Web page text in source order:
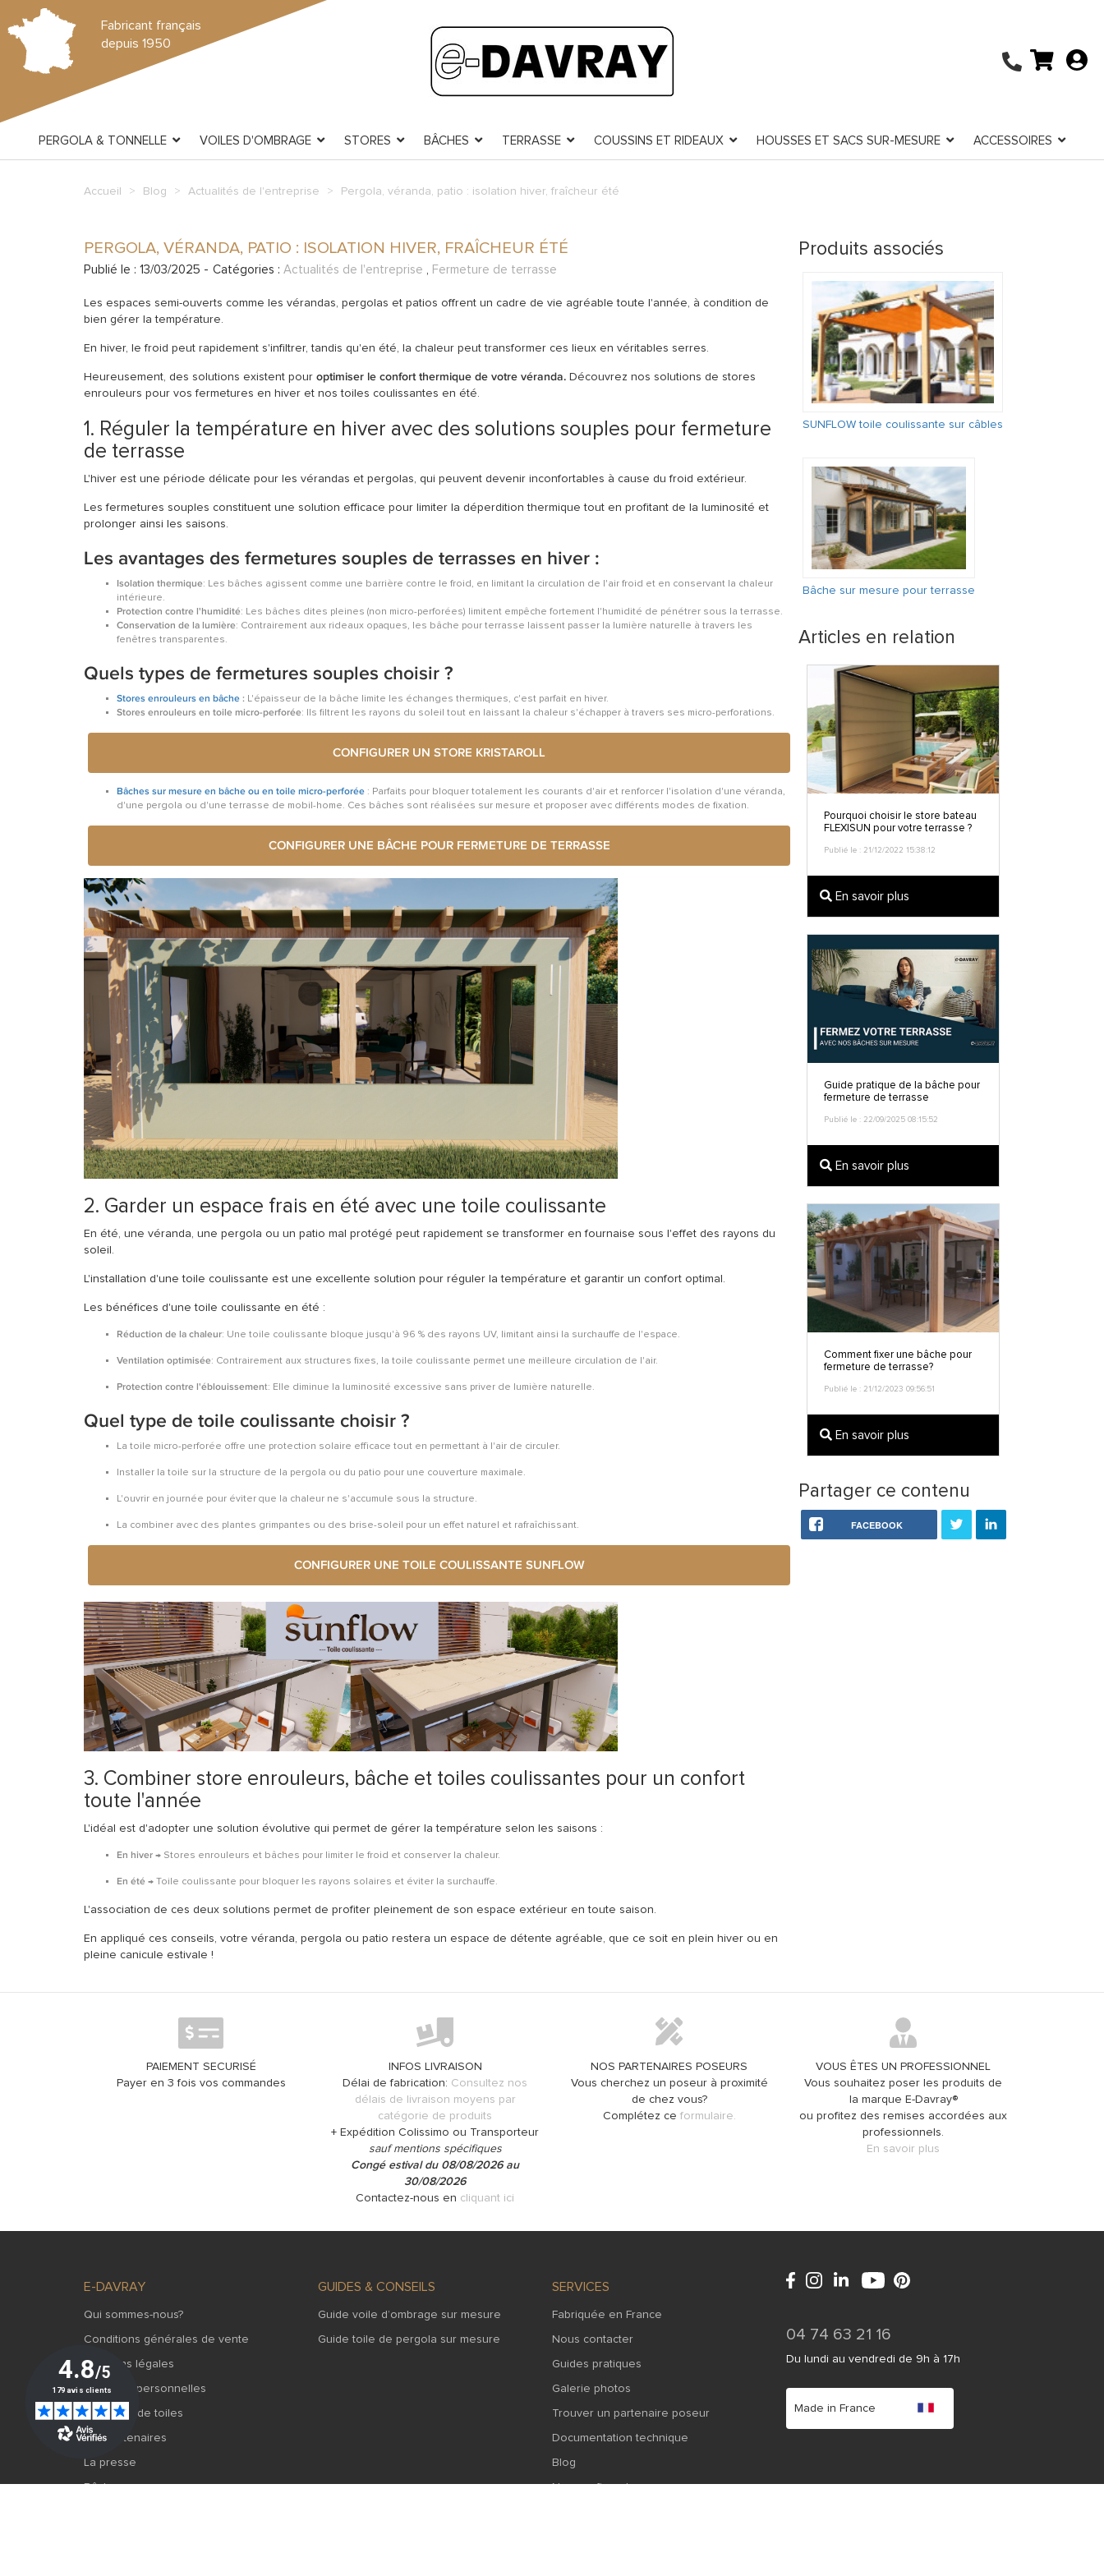
Fabricant français
depuis 1950
PERGOLA & TONNELLE VOILES D'OMBRAGE STORES BÂCHES TERRASSE COUSSINS ET RIDEAUX HOUSSES ET SACS SUR-MESURE ACCESSOIRES
Accueil Blog Actualités de l'entreprise Pergola, véranda, patio : isolation hiver, fraîcheur été
PERGOLA, VÉRANDA, PATIO : ISOLATION HIVER, FRAÎCHEUR ÉTÉ
Publié le : 13/03/2025 - Catégories : Actualités de l'entreprise , Fermeture de terrasse
Les espaces semi-ouverts comme les vérandas, pergolas et patios offrent un cadre de vie agréable toute l'année, à condition de
bien gérer la température.
En hiver, le froid peut rapidement s'infiltrer, tandis qu'en été, la chaleur peut transformer ces lieux en véritables serres.
Heureusement, des solutions existent pour optimiser le confort thermique de votre véranda. Découvrez nos solutions de stores
enrouleurs pour vos fermetures en hiver et nos toiles coulissantes en été.
1. Réguler la température en hiver avec des solutions souples pour fermeture
de terrasse
L'hiver est une période délicate pour les vérandas et pergolas, qui peuvent devenir inconfortables à cause du froid extérieur.
Les fermetures souples constituent une solution efficace pour limiter la déperdition thermique tout en profitant de la luminosité et
prolonger ainsi les saisons.
Les avantages des fermetures souples de terrasses en hiver :
Isolation thermique: Les bâches agissent comme une barrière contre le froid, en limitant la circulation de l'air froid et en conservant la chaleur
intérieure.
Protection contre l'humidité: Les bâches dites pleines (non micro-perforées) limitent empêche fortement l'humidité de pénétrer sous la terrasse.
Conservation de la lumière: Contrairement aux rideaux opaques, les bâche pour terrasse laissent passer la lumière naturelle à travers les
fenêtres transparentes.
Quels types de fermetures souples choisir ?
Stores enrouleurs en bâche : L'épaisseur de la bâche limite les échanges thermiques, c'est parfait en hiver.
Stores enrouleurs en toile micro-perforée: Ils filtrent les rayons du soleil tout en laissant la chaleur s'échapper à travers ses micro-perforations.
CONFIGURER UN STORE KRISTAROLL
Bâches sur mesure en bâche ou en toile micro-perforée : Parfaits pour bloquer totalement les courants d'air et renforcer l'isolation d'une véranda,
d'une pergola ou d'une terrasse de mobil-home. Ces bâches sont réalisées sur mesure et proposer avec différents modes de fixation.
CONFIGURER UNE BÂCHE POUR FERMETURE DE TERRASSE
2. Garder un espace frais en été avec une toile coulissante
En été, une véranda, une pergola ou un patio mal protégé peut rapidement se transformer en fournaise sous l'effet des rayons du
soleil.
L'installation d'unetoile coulissante est une excellente solution pour réguler la température et garantir un confort optimal.
Les bénéfices d'une toile coulissante en été :
Réduction de la chaleur: Une toile coulissante bloque jusqu'à 96 % des rayons UV, limitant ainsi la surchauffe de l'espace.
Ventilation optimisée: Contrairement aux structures fixes, la toile coulissante permet une meilleure circulation de l'air.
Protection contre l'éblouissement: Elle diminue la luminosité excessive sans priver de lumière naturelle.
Quel type de toile coulissante choisir ?
La toile micro-perforée offre une protection solaire efficace tout en permettant à l'air de circuler.
Installer la toile sur la structure de la pergola ou du patio pour une couverture maximale.
L'ouvrir en journée pour éviter que la chaleur ne s'accumule sous la structure.
La combiner avec des plantes grimpantes ou des brise-soleil pour un effet naturel et rafraîchissant.
CONFIGURER UNE TOILE COULISSANTE SUNFLOW
3. Combiner store enrouleurs, bâche et toiles coulissantes pour un confort
toute l'année
L'idéal est d'adopter une solution évolutive qui permet de gérer la température selon les saisons :
En hiver → Stores enrouleurs et bâches pour limiter le froid et conserver la chaleur.
En été → Toile coulissante pour bloquer les rayons solaires et éviter la surchauffe.
L'association de ces deux solutions permet de profiter pleinement de son espace extérieur en toute saison.
En appliqué ces conseils, votre véranda, pergola ou patio restera un espace de détente agréable, que ce soit en plein hiver ou en
pleine canicule estivale !
Produits associés
SUNFLOW toile coulissante sur câbles
Bâche sur mesure pour terrasse
Articles en relation
Pourquoi choisir le store bateau
FLEXISUN pour votre terrasse ?
Publié le : 21/12/2022 15:38:12
En savoir plus
Guide pratique de la bâche pour
fermeture de terrasse
Publié le : 22/09/2025 08:15:52
En savoir plus
Comment fixer une bâche pour
fermeture de terrasse?
Publié le : 21/12/2023 09:56:51
En savoir plus
Partager ce contenu
FACEBOOK
PAIEMENT SECURISÉ
Payer en 3 fois vos commandes
INFOS LIVRAISON
Délai de fabrication: Consultez nos
délais de livraison moyens par
catégorie de produits
+ Expédition Colissimo ou Transporteur
sauf mentions spécifiques
Congé estival du 08/08/2026 au
30/08/2026
Contactez-nous en cliquant ici
NOS PARTENAIRES POSEURS
Vous cherchez un poseur à proximité
de chez vous?
Complétez ce formulaire.
VOUS ÊTES UN PROFESSIONNEL
Vous souhaitez poser les produits de
la marque E-Davray®
ou profitez des remises accordées aux
professionnels.
En savoir plus
E-DAVRAY
Qui sommes-nous?
Conditions générales de vente
Mentions légales
Données personnelles
Sélection de toiles
Les partenaires
La presse
Bâche sur mesure
GUIDES & CONSEILS
Guide voile d’ombrage sur mesure
Guide toile de pergola sur mesure
SERVICES
Fabriquée en France
Nous contacter
Guides pratiques
Galerie photos
Trouver un partenaire poseur
Documentation technique
Blog
Nos configurateurs
04 74 63 21 16
Du lundi au vendredi de 9h à 17h
Made in France